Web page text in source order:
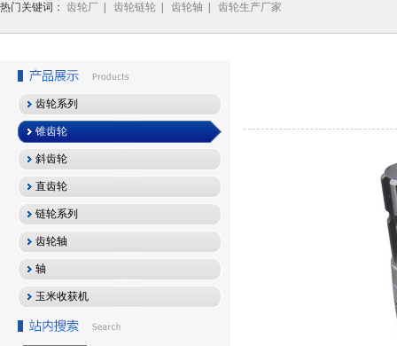
热门关键词： 齿轮厂 齿轮链轮 齿轮轴 齿轮生产厂家
齿轮系列
锥齿轮
斜齿轮
直齿轮
链轮系列
齿轮轴
轴
玉米收获机